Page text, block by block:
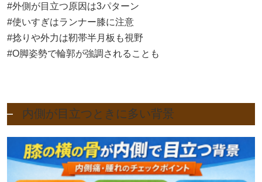
#外側が目立つ原因は3パターン
#使いすぎはランナー膝に注意
#捻りや外力は靭帯半月板も視野
#O脚姿勢で輪郭が強調されることも
内側が目立つときに多い背景